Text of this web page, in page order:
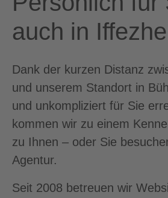
auch in
Dank der kurzen Distanz
und unserem Standort in
und unkompliziert für Sie
kommen wir zu einem
zu Ihnen – oder Sie
Agentur.
Seit 2008 betreuen wir